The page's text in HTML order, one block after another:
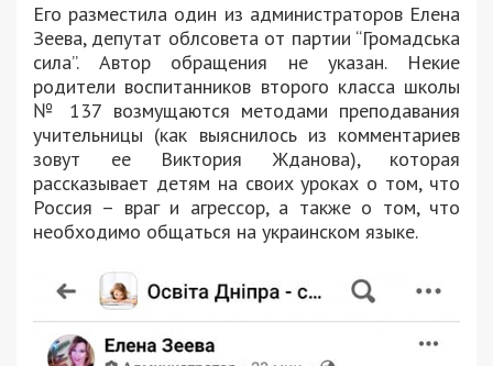
Его разместила один из администраторов Елена
Зеева, депутат облсовета от партии “Громадська
сила”. Автор обращения не указан. Некие
родители воспитанников второго класса школы
№ 137 возмущаются методами преподавания
учительницы (как выяснилось из комментариев
зовут ее Виктория Жданова), которая
рассказывает детям на своих уроках о том, что
Россия – враг и агрессор, а также о том, что
необходимо общаться на украинском языке.